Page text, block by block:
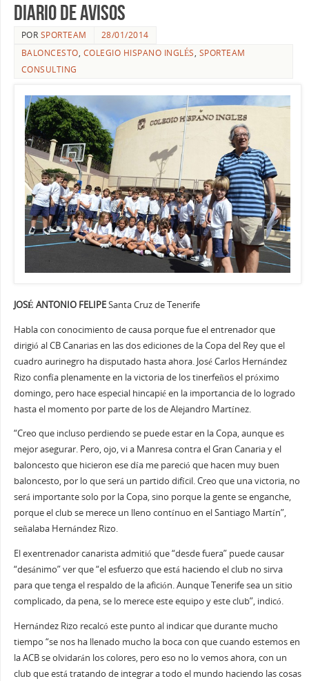
Diario de Avisos
POR SPORTEAM
28/01/2014
BALONCESTO, COLEGIO HISPANO INGLÉS, SPORTEAM
CONSULTING
JOSÉ ANTONIO FELIPESanta Cruz de Tenerife
Habla con conocimiento de causa porque fue el entrenador que
dirigió al CB Canarias en las dos ediciones de la Copa del Rey que el
cuadro aurinegro ha disputado hasta ahora. José Carlos Hernández
Rizo confía plenamente en la victoria de los tinerfeños el próximo
domingo, pero hace especial hincapié en la importancia de lo logrado
hasta el momento por parte de los de Alejandro Martínez.
“Creo que incluso perdiendo se puede estar en la Copa, aunque es
mejor asegurar. Pero, ojo, vi a Manresa contra el Gran Canaria y el
baloncesto que hicieron ese día me pareció que hacen muy buen
baloncesto, por lo que será un partido difícil. Creo que una victoria, no
será importante solo por la Copa, sino porque la gente se enganche,
porque el club se merece un lleno contínuo en el Santiago Martín”,
señalaba Hernández Rizo.
El exentrenador canarista admitió que “desde fuera” puede causar
“desánimo” ver que “el esfuerzo que está haciendo el club no sirva
para que tenga el respaldo de la afición. Aunque Tenerife sea un sitio
complicado, da pena, se lo merece este equipo y este club”, indicó.
Hernández Rizo recalcó este punto al indicar que durante mucho
tiempo “se nos ha llenado mucho la boca con que cuando estemos en
la ACB se olvidarán los colores, pero eso no lo vemos ahora, con un
club que está tratando de integrar a todo el mundo haciendo las cosas